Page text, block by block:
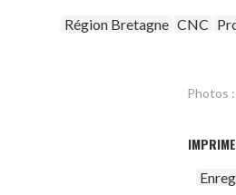
Région Bretagne CNC
Photos :